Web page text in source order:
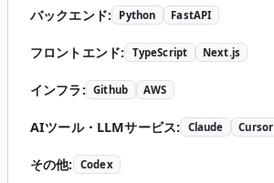
バックエンド: Python FastAPI
フロントエンド: TypeScript Next.js
インフラ: Github AWS
AIツール・LLMサービス: Claude Cursor
その他: Codex